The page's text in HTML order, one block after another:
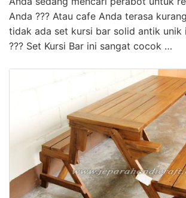
Anda ??? Atau cafe Anda terasa
tidak ada set kursi bar solid antik unik
??? Set Kursi Bar ini sangat cocok …